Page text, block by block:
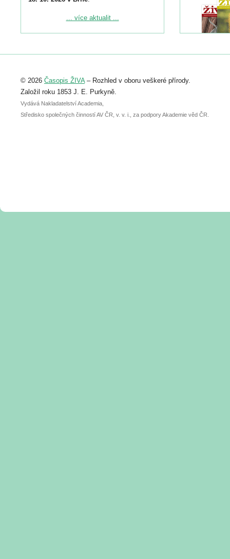
Podrobnější informace ke konferenci
Registrovat se můžete do 6. září.
abstraktu přihlášené přednášky nebo
posteru je už 30. června.
... více aktualit ...
© 2026 Časopis ŽIVA– Rozhled v oboru veškeré přírody.
Založil roku 1853 J. E. Purkyně.
Vydává Nakladatelství Academia,
Středisko společných činností AV ČR, v. v. i., za podpory Akademie věd ČR.